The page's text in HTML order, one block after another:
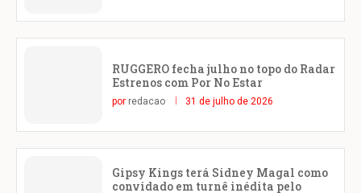
RUGGERO fecha julho no topo do Radar
Estrenos com Por No Estar
por redacao 31 de julho de 2026
Gipsy Kings terá Sidney Magal como
convidado em turnê inédita pelo